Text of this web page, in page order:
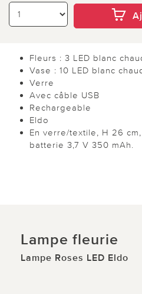
Fleurs : 3 LED blanc
Vase : 10 LED blanc
Verre
Avec câble USB
Rechargeable
Eldo
En verre/textile, H 26
batterie 3,7 V 350 mAh.
Lampe fleurie
Lampe Roses LED Eldo